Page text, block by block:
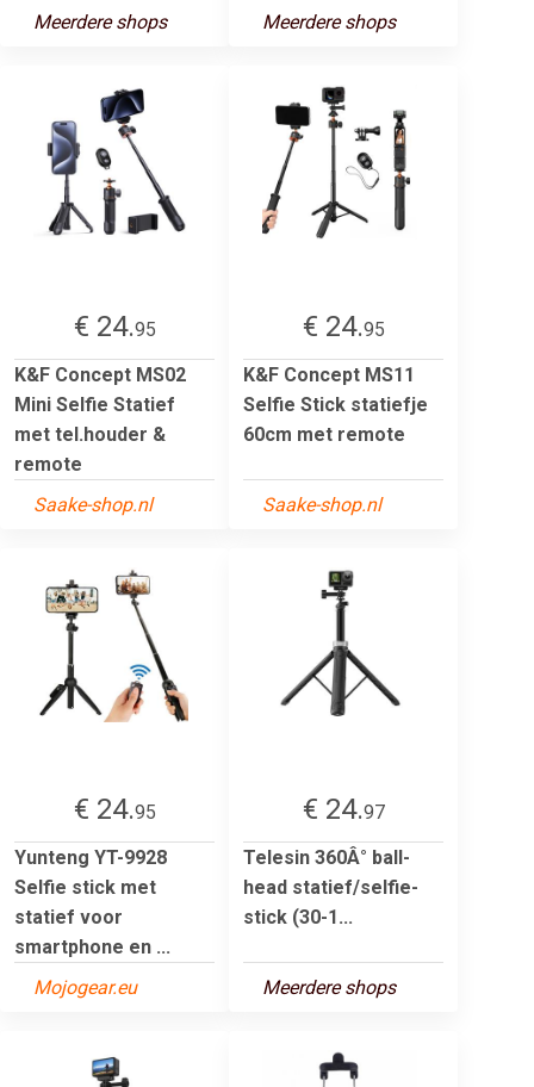
Meerdere shops Meerdere shops
€ 24.95
K&F Concept MS02
Mini Selfie Statief
met tel.houder &
remote
Saake-shop.nl
€ 24.95
K&F Concept MS11
Selfie Stick statiefje
60cm met remote
Saake-shop.nl
€ 24.95
Yunteng YT-9928
Selfie stick met
statief voor
smartphone en ...
Mojogear.eu
€ 24.97
Telesin 360Â° ball-
head statief/selfie-
stick (30-1...
Meerdere shops